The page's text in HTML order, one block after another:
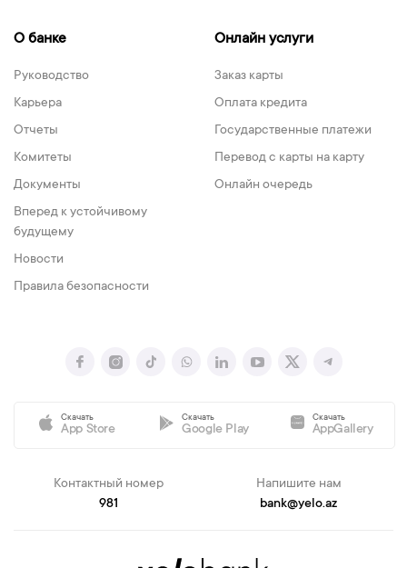
О банке
Руководство
Карьера
Отчеты
Комитеты
Документы
Вперед к устойчивому
будущему
Новости
Правила безопасности
Онлайн услуги
Заказ карты
Оплата кредита
Государственные платежи
Перевод с карты на карту
Онлайн очередь
Скачать
App Store
Скачать
Google Play
Скачать
AppGallery
Контактный номер
981
Напишите нам
bank@yelo.az